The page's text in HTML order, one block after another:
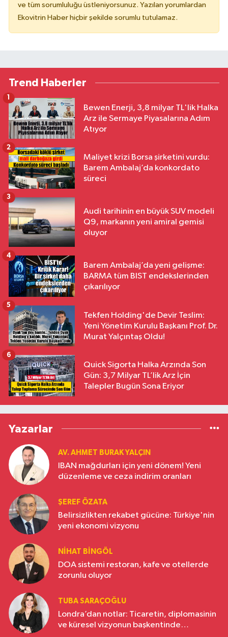
ve tüm sorumluluğu üstleniyorsunuz. Yazılan yorumlardan
Ekovitrin Haber hiçbir şekilde sorumlu tutulamaz.
Trend Haberler
Bewen Enerji, 3,8 milyar TL'lik Halka
Arz ile Sermaye Piyasalarına Adım
Atıyor
1
Maliyet krizi Borsa şirketini vurdu:
Barem Ambalaj’da konkordato
süreci
2
Audi tarihinin en büyük SUV modeli
Q9, markanın yeni amiral gemisi
oluyor
3
Barem Ambalaj’da yeni gelişme:
BARMA tüm BIST endekslerinden
çıkarılıyor
4
Tekfen Holding'de Devir Teslim:
Yeni Yönetim Kurulu Başkanı Prof. Dr.
Murat Yalçıntaş Oldu!
5
Quick Sigorta Halka Arzında Son
Gün: 3,7 Milyar TL’lik Arz İçin
Talepler Bugün Sona Eriyor
6
Yazarlar
AV. AHMET BURAK YALÇIN
IBAN mağdurları için yeni dönem! Yeni
düzenleme ve ceza indirim oranları
ŞEREF ÖZATA
Belirsizlikten rekabet gücüne: Türkiye'nin
yeni ekonomi vizyonu
NIHAT BINGÖL
DOA sistemi restoran, kafe ve otellerde
zorunlu oluyor
TUBA SARAÇOĞLU
Londra’dan notlar: Ticaretin, diplomasinin
ve küresel vizyonun başkentinde